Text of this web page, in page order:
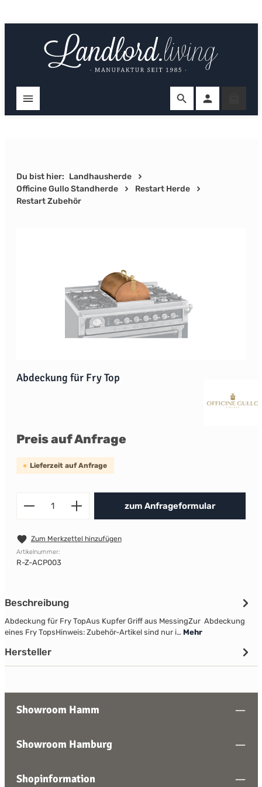
Du bist hier: Landhausherde
Officine Gullo Standherde
Restart Herde
Restart Zubehör
Abdeckung für Fry Top
Preis auf Anfrage
Lieferzeit auf Anfrage
Produkt Anzahl: Gib den
zum Anfrageformular
Zum Merkzettel hinzufügen
Artikelnummer:
R-Z-ACP003
Beschreibung
Abdeckung für Fry TopAus Kupfer Griff aus MessingZur Abdeckung
eines Fry Tops Hinweis: Zubehör-Artikel sind nur i… Mehr
Hersteller
Showroom Hamm
Showroom Hamburg
Shopinformation